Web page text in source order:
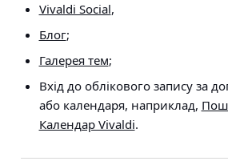
Vivaldi Social,
Блог;
Галерея тем;
Вхід до облікового запису за
або календаря, наприклад,
Календар Vivaldi.